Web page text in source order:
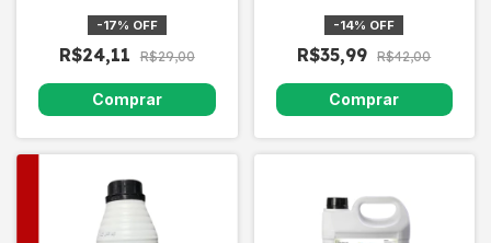
-17% OFF
R$24,11 R$29,00
-14% OFF
R$35,99 R$42,00